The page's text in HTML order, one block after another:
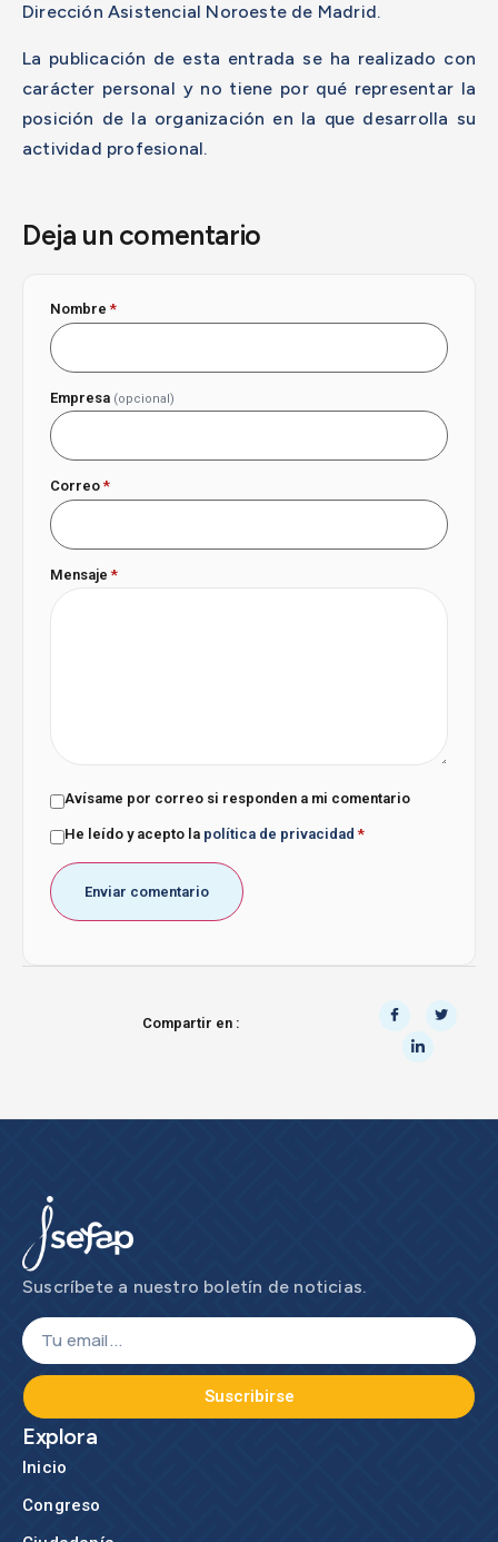
Dirección Asistencial Noroeste de Madrid.
La publicación de esta entrada se ha realizado con
carácter personal y no tiene por qué representar la
posición de la organización en la que desarrolla su
actividad profesional.
Deja un comentario
Nombre*
Empresa (opcional)
Correo*
Mensaje*
Avísame por correo si responden a mi comentario
He leído y acepto la política de privacidad *
Compartir en :
Suscríbete a nuestro boletín de noticias.
Suscribirse
Explora
Inicio
Congreso